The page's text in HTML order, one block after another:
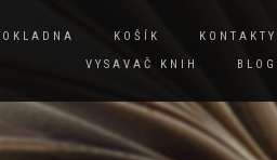
KOŠÍK
KONTAKTY
VYSAVAČ KNIH
BLOG